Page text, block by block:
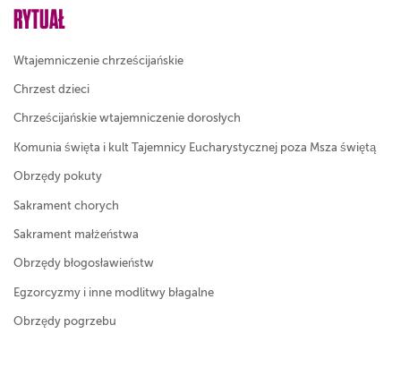
RYTUAŁ
Wtajemniczenie chrześcijańskie
Chrzest dzieci
Chrześcijańskie wtajemniczenie dorosłych
Komunia święta i kult Tajemnicy Eucharystycznej poza Msza świętą
Obrzędy pokuty
Sakrament chorych
Sakrament małżeństwa
Obrzędy błogosławieństw
Egzorcyzmy i inne modlitwy błagalne
Obrzędy pogrzebu